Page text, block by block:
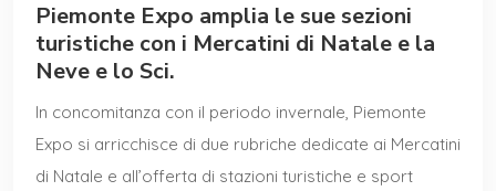
Piemonte Expo amplia le sue sezioni
turistiche con i Mercatini di Natale e la
Neve e lo Sci.
In concomitanza con il periodo invernale, Piemonte
Expo si arricchisce di due rubriche dedicate ai Mercatini
di Natale e all’offerta di stazioni turistiche e sport